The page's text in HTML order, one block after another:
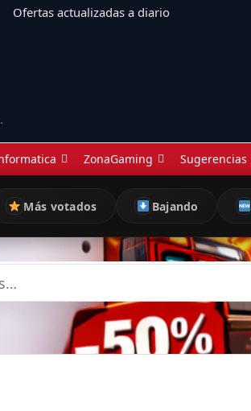
Ofertas actualizadas a diario
ZonaGaming Sugerencias
Más votados Bajando